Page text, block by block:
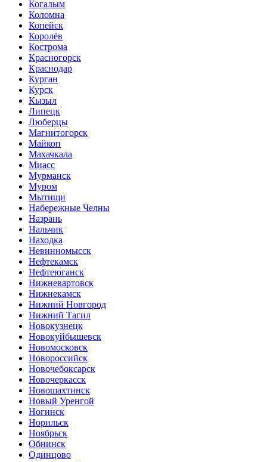
Когалым
Коломна
Копейск
Королёв
Кострома
Красногорск
Краснодар
Курган
Курск
Кызыл
Липецк
Люберцы
Магнитогорск
Майкоп
Махачкала
Миасс
Мурманск
Муром
Мытищи
Набережные Челны
Назрань
Нальчик
Находка
Невинномысск
Нефтекамск
Нефтеюганск
Нижневартовск
Нижнекамск
Нижний Новгород
Нижний Тагил
Новокузнецк
Новокуйбышевск
Новомосковск
Новороссийск
Новочебоксарск
Новочеркасск
Новошахтинск
Новый Уренгой
Ногинск
Норильск
Ноябрьск
Обнинск
Одинцово